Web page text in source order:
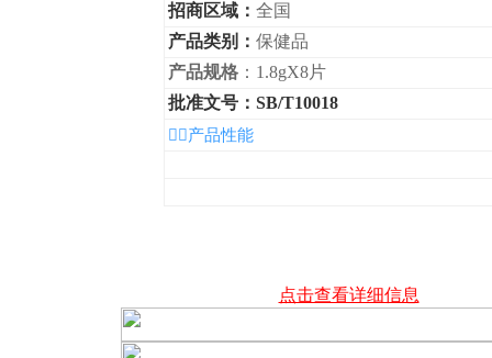
招商区域： 全国
产品类别： 保健品
产品规格 ：1.8gX8片
批准文号：SB/T10018
◆产品性能
点击查看详细信息